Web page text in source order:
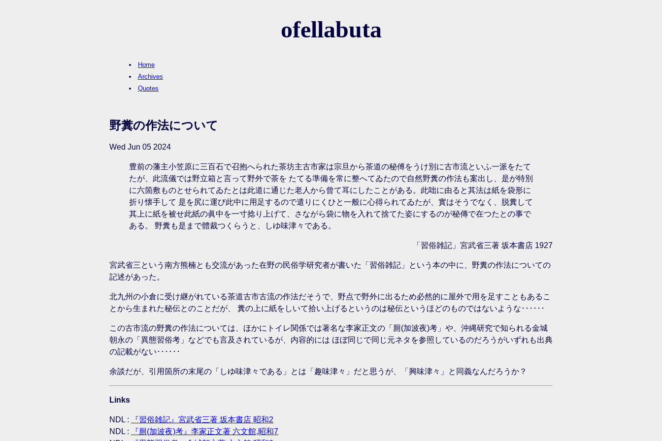
ofellabuta
Home
Archives
Quotes
野糞の作法について
Wed Jun 05 2024
豊前の藩主小笠原に三百石で召抱へられた茶坊主古市家は宗旦から茶道の秘傅をうけ別に古市流といふ一派をたて
たが、此流儀では野立箱と言って野外で茶を たてる準備を常に整へてゐたので自然野糞の作法も案出し、是が特別
に六箇敷ものとせられてゐたとは此道に通じた老人から曾て耳にしたことがある。此咄に由ると其法は紙を袋形に
折り懐手して 是を尻に運び此中に用足するので遣りにくひと一般に心得られてゐたが、實はそうでなく、脱糞して
其上に紙を被せ此紙の眞中を一寸捻り上げて、さながら袋に物を入れて捨てた姿にするのが秘傳で在つたとの事で
ある。 野糞も是まで體裁つくらうと、しゆ味津々である。
「習俗雑記」宮武省三著 坂本書店 1927
宮武省三という南方熊楠とも交流があった在野の民俗学研究者が書いた「習俗雑記」という本の中に、野糞の作法についての
記述があった。
北九州の小倉に受け継がれている茶道古市古流の作法だそうで、野点で野外に出るため必然的に屋外で用を足すこともあるこ
とから生まれた秘伝とのことだが、 糞の上に紙をしいて拾い上げるというのは秘伝というほどのものではないような･･････
この古市流の野糞の作法については、ほかにトイレ関係では著名な李家正文の「厠(加波夜)考」や、沖縄研究で知られる金城
朝永の「異態習俗考」などでも言及されているが、内容的には ほぼ同じで同じ元ネタを参照しているのだろうがいずれも出典
の記載がない･･････
余談だが、引用箇所の末尾の「しゆ味津々である」とは「趣味津々」だと思うが、「興味津々」と同義なんだろうか？
Links
NDL :
『習俗雑記』宮武省三著 坂本書店 昭和2
NDL :
『厠(加波夜)考』李家正文著 六文館,昭和7